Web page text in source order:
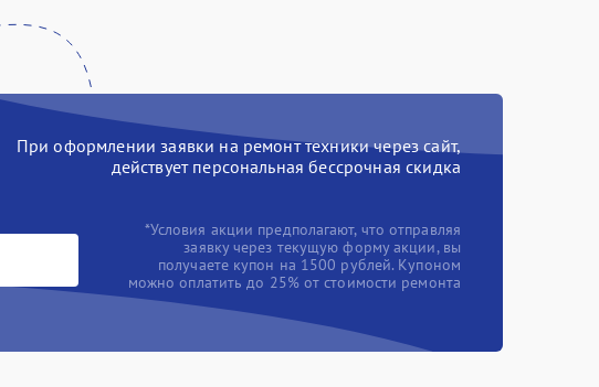
При оформлении заявки на ремонт техники через сайт,
действует персональная бессрочная скидка
*Условия акции предполагают, что отправляя
заявку через текущую форму акции, вы
получаете купон на 1500 рублей. Купоном
можно оплатить до 25% от стоимости ремонта